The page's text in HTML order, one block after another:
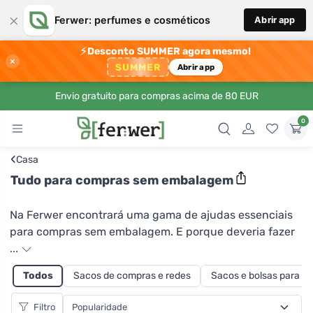
× Ferwer: perfumes e cosméticos Abrir app
×
⚡Desconto SUMMER agora mesmo!
SUMMER Abrir app
Envio gratuito para compras acima de 80 EUR
0
‹Casa
Tudo para compras sem embalagem
Na Ferwer encontrará uma gama de ajudas essenciais
para compras sem embalagem. E porque deveria fazer
compras sem embalagem? Em primeiro lugar, porque
ao utilizar os seus próprios sacos para produtos
cozidos, vegetais e outros produtos, reduzirá
significativamente a produção de plástico e resíduos de
...
Todos Sacos de compras e redes Sacos e bolsas para
Filtro